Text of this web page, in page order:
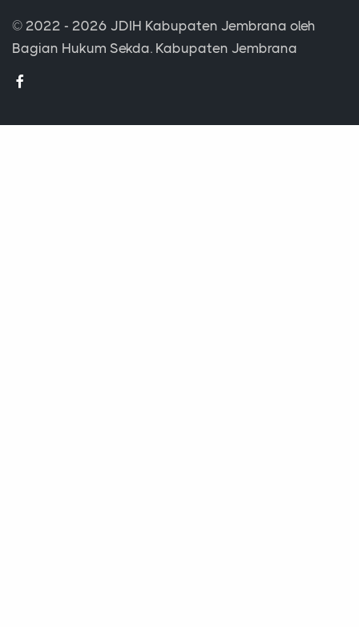
© 2022 - 2026 JDIH Kabupaten Jembrana oleh
Bagian Hukum Sekda. Kabupaten Jembrana